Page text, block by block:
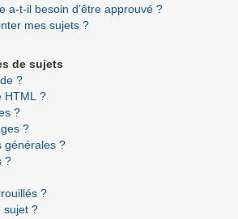
a-t-il besoin d’être approuvé ?
mes sujets ?
de sujets
?
HTML ?
?
?
générales ?
?
?
sujet ?